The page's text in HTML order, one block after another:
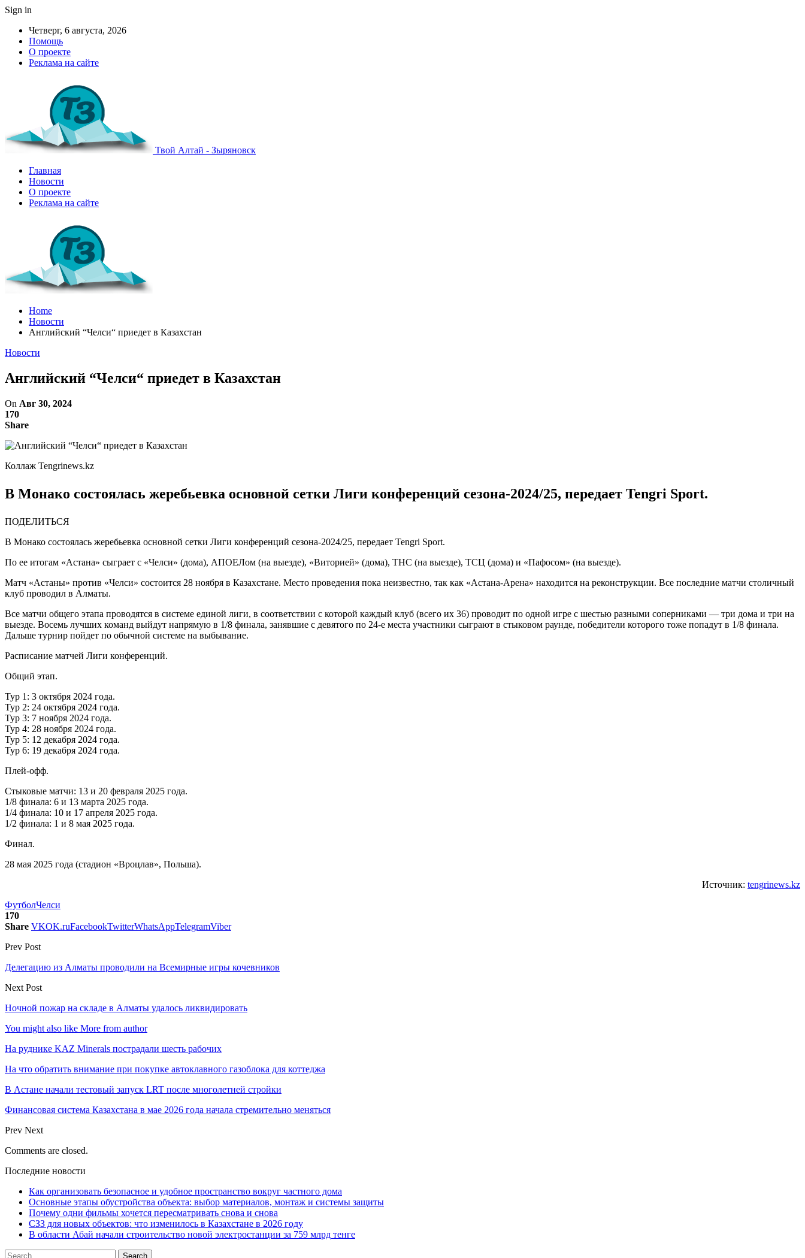
Sign in
Четверг, 6 августа, 2026
Помощь
О проекте
Реклама на сайте
Твой Алтай - Зыряновск
Главная
Новости
О проекте
Реклама на сайте
Home
Новости
Английский “Челси“ приедет в Казахстан
Новости
Английский “Челси“ приедет в Казахстан
On Авг 30, 2024
170
Share
Коллаж Tengrinews.kz
В Монако состоялась жеребьевка основной сетки Лиги конференций сезона-2024/25, передает Tengri Sport.
ПОДЕЛИТЬСЯ
В Монако состоялась жеребьевка основной сетки Лиги конференций сезона-2024/25, передает Tengri Sport.
По ее итогам «Астана» сыграет с «Челси» (дома), АПОЕЛом (на выезде), «Виторией» (дома), ТНС (на выезде), ТСЦ (дома) и «Пафосом» (на выезде).
Матч «Астаны» против «Челси» состоится 28 ноября в Казахстане. Место проведения пока неизвестно, так как «Астана-Арена» находится на реконструкции. Все последние матчи столичный
клуб проводил в Алматы.
Все матчи общего этапа проводятся в системе единой лиги, в соответствии с которой каждый клуб (всего их 36) проводит по одной игре с шестью разными соперниками — три дома и три на
выезде. Восемь лучших команд выйдут напрямую в 1/8 финала, занявшие с девятого по 24-е места участники сыграют в стыковом раунде, победители которого тоже попадут в 1/8 финала.
Дальше турнир пойдет по обычной системе на выбывание.
Расписание матчей Лиги конференций.
Общий этап.
Тур 1: 3 октября 2024 года.
Тур 2: 24 октября 2024 года.
Тур 3: 7 ноября 2024 года.
Тур 4: 28 ноября 2024 года.
Тур 5: 12 декабря 2024 года.
Тур 6: 19 декабря 2024 года.
Плей-офф.
Стыковые матчи: 13 и 20 февраля 2025 года.
1/8 финала: 6 и 13 марта 2025 года.
1/4 финала: 10 и 17 апреля 2025 года.
1/2 финала: 1 и 8 мая 2025 года.
Финал.
28 мая 2025 года (стадион «Вроцлав», Польша).
Источник: tengrinews.kz
ФутболЧелси
170
Share VKOK.ruFacebookTwitterWhatsAppTelegramViber
Prev Post
Делегацию из Алматы проводили на Всемирные игры кочевников
Next Post
Ночной пожар на складе в Алматы удалось ликвидировать
You might also like More from author
На руднике KAZ Minerals пострадали шесть рабочих
На что обратить внимание при покупке автоклавного газоблока для коттеджа
В Астане начали тестовый запуск LRT после многолетней стройки
Финансовая система Казахстана в мае 2026 года начала стремительно меняться
Prev Next
Comments are closed.
Последние новости
Как организовать безопасное и удобное пространство вокруг частного дома
Основные этапы обустройства объекта: выбор материалов, монтаж и системы защиты
Почему одни фильмы хочется пересматривать снова и снова
СЗЗ для новых объектов: что изменилось в Казахстане в 2026 году
В области Абай начали строительство новой электростанции за 759 млрд тенге